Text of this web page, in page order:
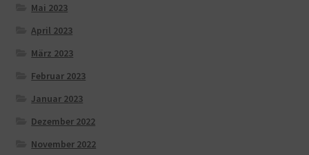
Mai 2023
April 2023
März 2023
Februar 2023
Januar 2023
Dezember 2022
November 2022